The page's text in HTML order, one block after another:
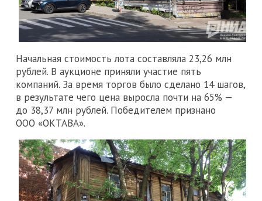
Начальная стоимость лота составляла 23,26 млн
рублей. В аукционе приняли участие пять
компаний. За время торгов было сделано 14 шагов,
в результате чего цена выросла почти на 65% —
до 38,37 млн рублей. Победителем признано
ООО «ОКТАВА».